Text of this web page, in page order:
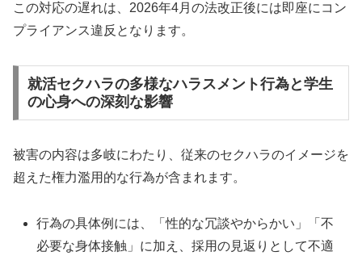
この対応の遅れは、2026年4月の法改正後には即座にコン
プライアンス違反となります。
就活セクハラの多様なハラスメント行為と学生
の心身への深刻な影響
被害の内容は多岐にわたり、従来のセクハラのイメージを
超えた権力濫用的な行為が含まれます。
行為の具体例には、「性的な冗談やからかい」「不
必要な身体接触」に加え、採用の見返りとして不適